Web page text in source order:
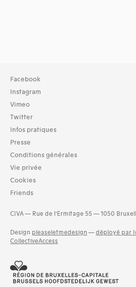
Facebook
Instagram
Vimeo
Twitter
Infos pratiques
Presse
Conditions générales
Vie privée
Cookies
Friends
CIVA — Rue de l’Ermitage 55 — 1050
Design pleaseletmedesign — déployé par
CollectiveAccess